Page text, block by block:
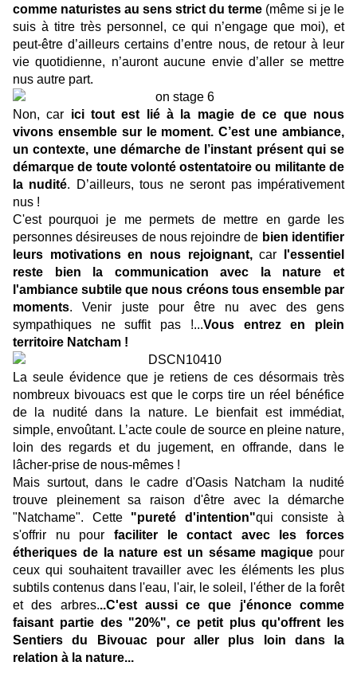
comme naturistes au sens strict du terme (même si je le
suis à titre très personnel, ce qui n’engage que moi), et
peut-être d’ailleurs certains d’entre nous, de retour à leur
vie quotidienne, n’auront aucune envie d’aller se mettre
nus autre part.
Non, car ici tout est lié à la magie de ce que nous
vivons ensemble sur le moment. C’est une ambiance,
un contexte, une démarche de l’instant présent qui se
démarque de toute volonté ostentatoire ou militante de
la nudité. D’ailleurs, tous ne seront pas impérativement
nus !
C'est pourquoi je me permets de mettre en garde les
personnes désireuses de nous rejoindre de bien identifier
leurs motivations en nous rejoignant,car
l'essentiel
reste bien la communication avec la nature et
l'ambiance subtile que nous créons tous ensemble par
moments. Venir juste pour être nu avec des gens
sympathiques ne suffit pas !...Vous entrez en plein
territoire Natcham !
La seule évidence que je retiens de ces désormais très
nombreux bivouacs est que le corps tire un réel bénéfice
de la nudité dans la nature. Le bienfait est immédiat,
simple, envoûtant. L’acte coule de source en pleine nature,
loin des regards et du jugement, en offrande, dans le
lâcher-prise de nous-mêmes !
Mais surtout, dans le cadre d'Oasis Natcham la nudité
trouve pleinement sa raison d'être avec la démarche
"Natchame". Cette "pureté d'intention"qui consiste à
s'offrir nu pour faciliter le contact avec les forces
étheriques de la nature est un sésame magique pour
ceux qui souhaitent travailler avec les éléments les plus
subtils contenus dans l'eau, l'air, le soleil, l'éther de la forêt
et des arbres...C'est aussi ce que j'énonce comme
faisant partie des "20%", ce petit plus qu'offrent les
Sentiers du Bivouac pour aller plus loin dans la
relation à la nature...